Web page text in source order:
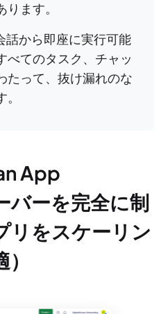
ます。
話から即座に実行可能
べてのタスク、チャッ
たって、抜け漏れのな
App
バーを完全に制
リをスケーリン